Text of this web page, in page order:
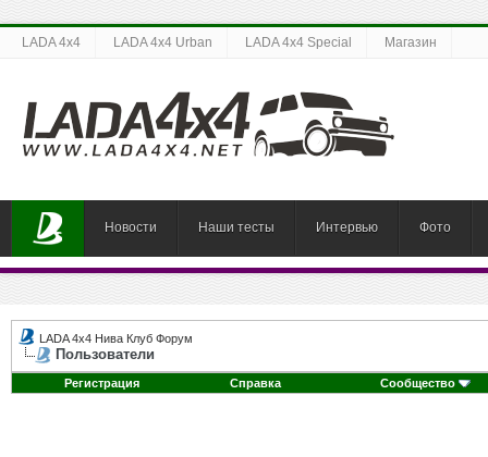
LADA 4x4 LADA 4x4 Urban LADA 4x4 Special Магазин
Новости Наши тесты Интервью Фото
LADA 4x4 Нива Клуб Форум
Пользователи
Регистрация Справка Сообщество